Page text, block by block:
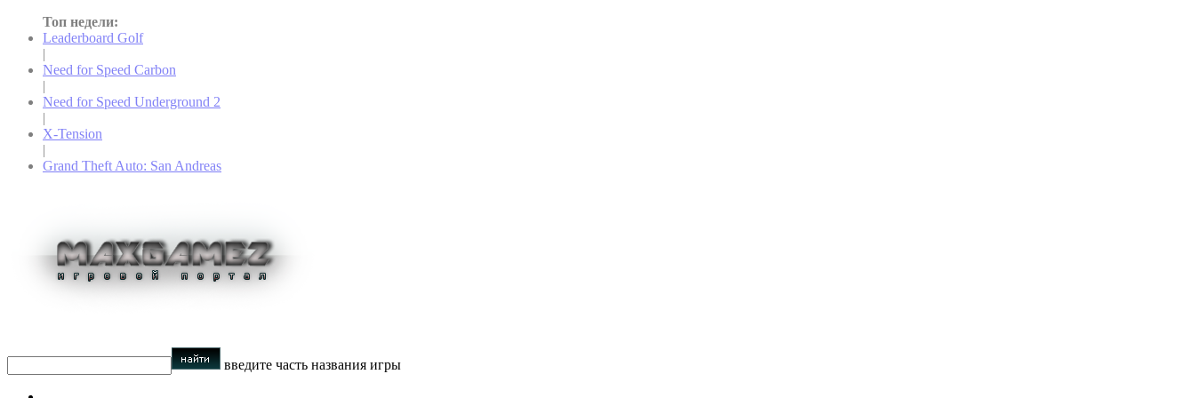
Топ недели:
Leaderboard Golf
|
Need for Speed Carbon
|
Need for Speed Underground 2
|
X-Tension
|
Grand Theft Auto: San Andreas
введите часть названия игры